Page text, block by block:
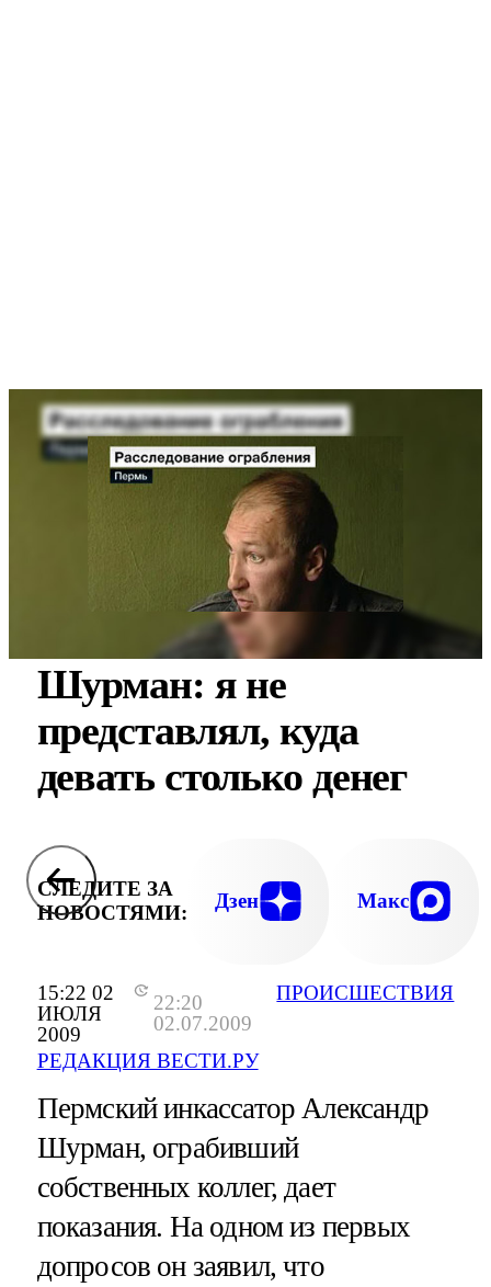
15:22 02
ИЮЛЯ
2009
22:20
02.07.2009
РЕДАКЦИЯ ВЕСТИ.РУ
ПРОИСШЕСТВИЯ
Шурман: я не
представлял, куда
девать столько денег
СЛЕДИТЕ ЗА
НОВОСТЯМИ:
Дзен Макс
Пермский инкассатор Александр
Шурман, ограбивший
собственных коллег, дает
показания. На одном из первых
допросов он заявил, что